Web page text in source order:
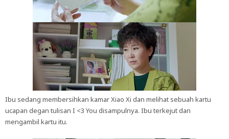
Ibu sedang membersihkan kamar Xiao Xi dan melihat sebuah kartu
ucapan degan tulisan I <3 You disampulnya. Ibu terkejut dan
mengambil kartu itu.